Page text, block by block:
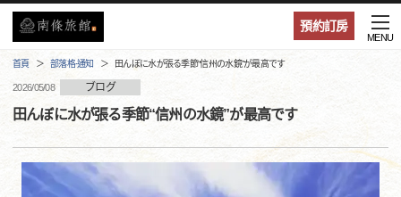
預約訂房
MENU
首頁 部落格·通知 田んぼに水が張る季節“信州の水鏡”が最高です
2026/05/08 ブログ
田んぼに水が張る季節“信州の水鏡”が最高です